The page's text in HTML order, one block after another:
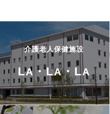
介護老人保健施設
LA ・LA・LA